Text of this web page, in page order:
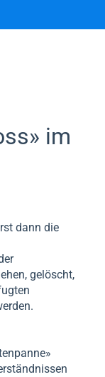
im
dann die
gelöscht,